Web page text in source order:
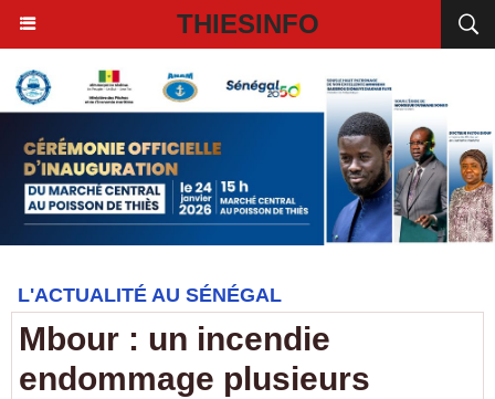
THIESINFO
L'ACTUALITÉ AU SÉNÉGAL
Mbour : un incendie
endommage plusieurs